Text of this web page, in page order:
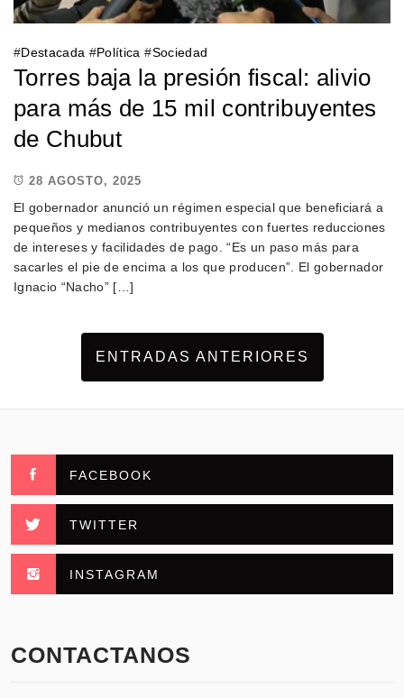
#Destacada #Política #Sociedad
Torres baja la presión fiscal: alivio
para más de 15 mil contribuyentes
de Chubut
28 AGOSTO, 2025
El gobernador anunció un régimen especial que beneficiará a
pequeños y medianos contribuyentes con fuertes reducciones
de intereses y facilidades de pago. “Es un paso más para
sacarles el pie de encima a los que producen”. El gobernador
Ignacio “Nacho” […]
ENTRADAS ANTERIORES
FACEBOOK
TWITTER
INSTAGRAM
CONTACTANOS